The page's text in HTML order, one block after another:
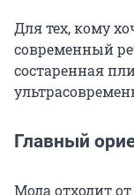
Для тех, кому
современный
состаренная
Главный
Мода отходит